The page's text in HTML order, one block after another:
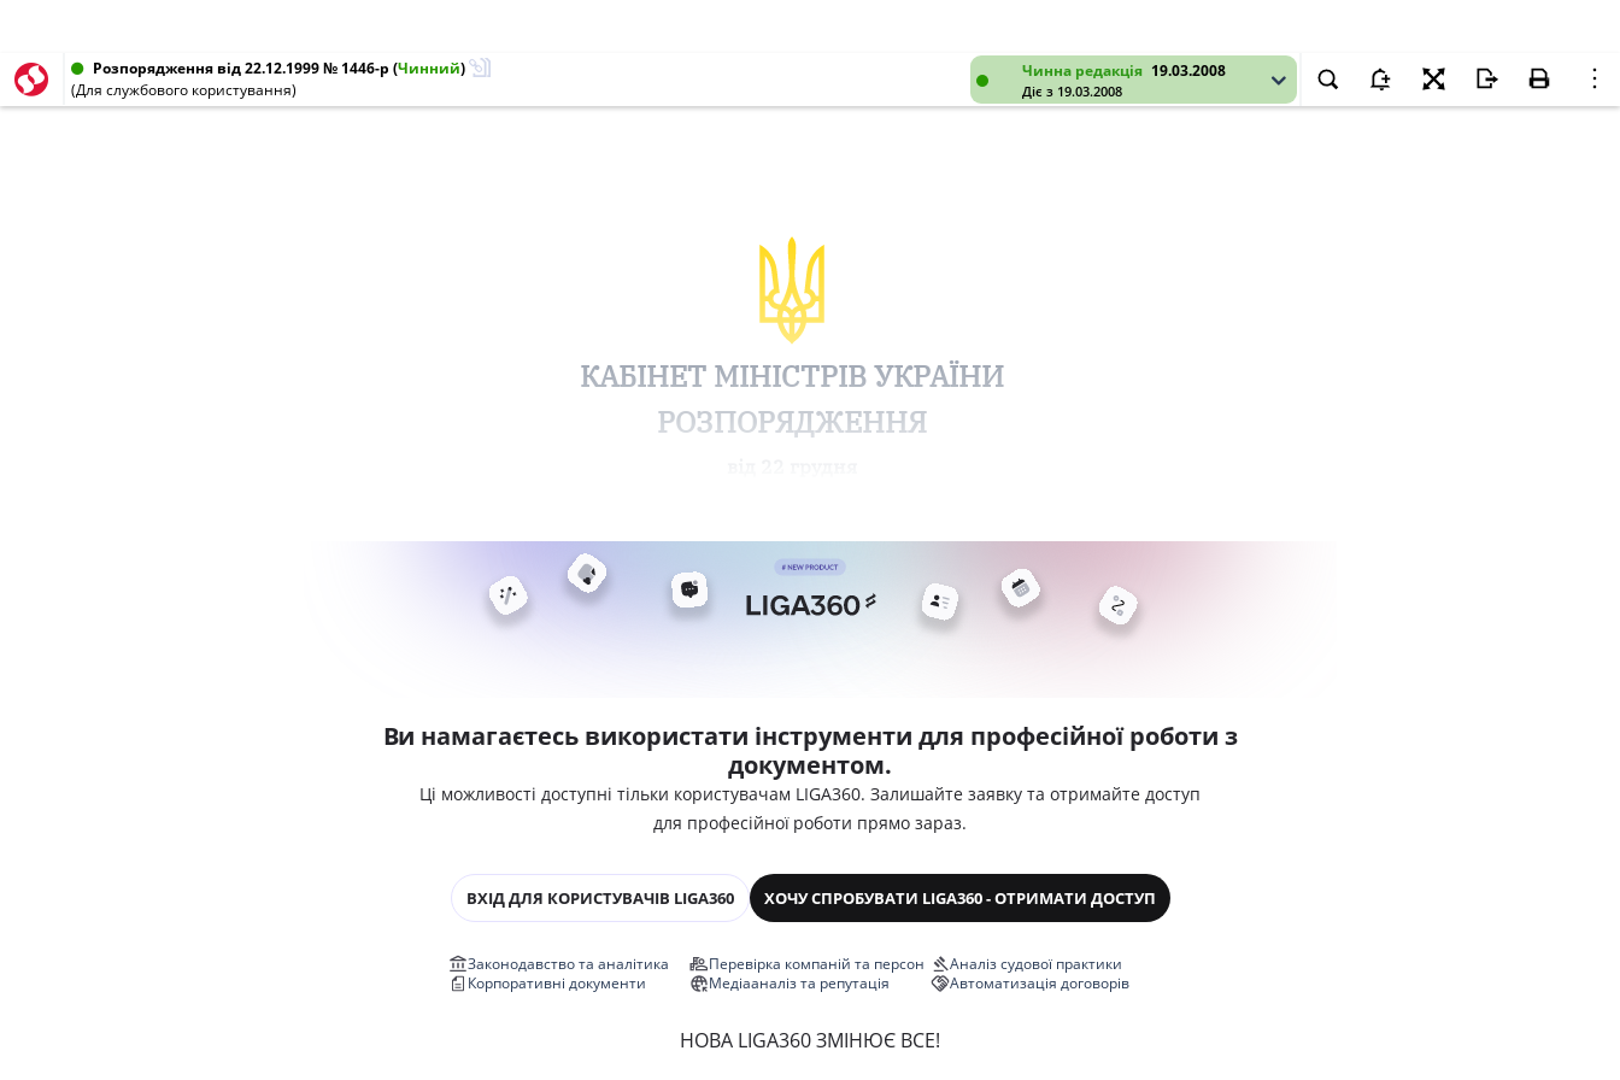
Чинна редакція 19.03.2008
Діє з 19.03.2008
Розпорядження від 22.12.1999 № 1446-р (Чинний)
(Для службового користування)
КАБІНЕТ МІНІСТРІВ УКРАЇНИ
РОЗПОРЯДЖЕННЯ
Ви намагаєтесь використати інструменти для професійної роботи з
документом.
Ці можливості доступні тільки користувачам LIGA360. Залишайте заявку та отримайте доступ
для професійної роботи прямо зараз.
ВХІД ДЛЯ КОРИСТУВАЧІВ LIGA360 ХОЧУ СПРОБУВАТИ LIGA360 - ОТРИМАТИ ДОСТУП
Законодавство та аналітика
Корпоративні документи
Перевірка компаній та персон
Медіааналіз та репутація
Аналіз судової практики
Автоматизація договорів
НОВА LIGA360 ЗМІНЮЄ ВСЕ!